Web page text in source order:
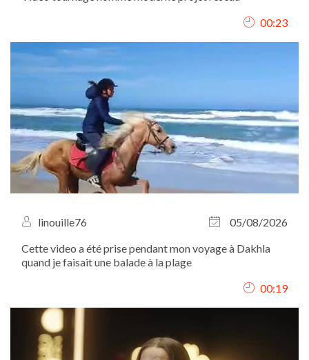
00:23
linouille76
05/08/2026
Cette video a été prise pendant mon voyage à Dakhla
quand je faisait une balade à la plage
00:19